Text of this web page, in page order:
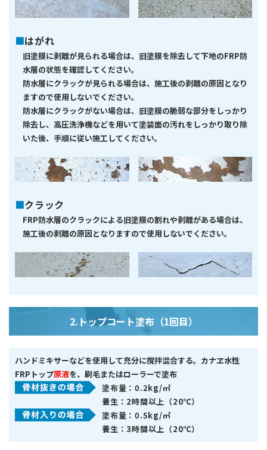
はがれ
旧塗膜に剥離が見られる場合は、旧塗膜を除去して下地のFRP防
水層の状態を確認してください。
防水層にクラックが見られる場合は、施工後の剥離の原因となり
ますので使用しないでください。
防水層にクラックがない場合は、旧塗膜の脆弱な部分をしっかり
除去し、高圧洗浄機などを用いて塗装面の汚れをしっかり取り除
いた後、手順に従い施工してください。
クラック
FRP防水層のクラックによる旧塗膜の割れや剥離がある場合は、
施工後の剥離の原因となりますので使用しないでください。
2.トップコート塗布（1回目）
ハンドミキサーなどを使用して充分に撹拌混合する。カナヱ水性
FRPトップ原液を、刷毛またはローラーで塗布
塗布量：0.2kg/㎡
養生： 2時間以上（20℃）
塗布量：0.5kg/㎡
養生：3時間以上（20℃）